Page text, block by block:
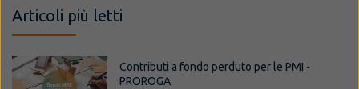
Articoli più letti
Contributi a fondo perduto per le PMI -
PROROGA